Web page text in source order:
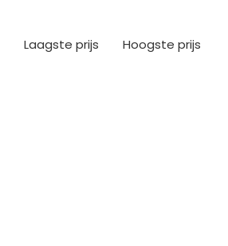
Laagste prijs Hoogste prijs